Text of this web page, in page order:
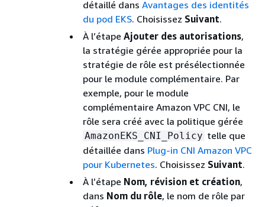
détaillé dans Avantages des identités
du pod EKS. Choisissez Suivant.
À l’étape Ajouter des autorisations,
la stratégie gérée appropriée pour la
stratégie de rôle est présélectionnée
pour le module complémentaire. Par
exemple, pour le module
complémentaire Amazon VPC CNI, le
rôle sera créé avec la politique gérée
AmazonEKS_CNI_Policy telle que
détaillée dans Plug-in CNI Amazon VPC
pour Kubernetes. Choisissez Suivant.
À l’étape Nom, révision et création,
dans Nom du rôle, le nom de rôle par